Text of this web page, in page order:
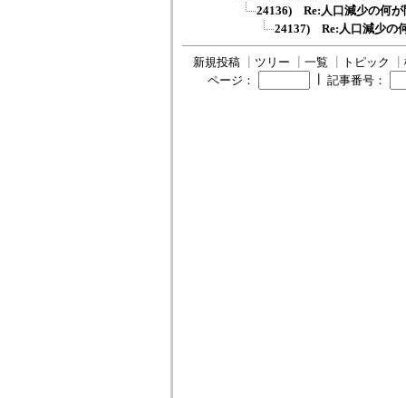
24136) Re:人口減少の何が
24137) Re:人口減少の
新規投稿 ツリー 一覧 トピック
ページ：
記事番号：